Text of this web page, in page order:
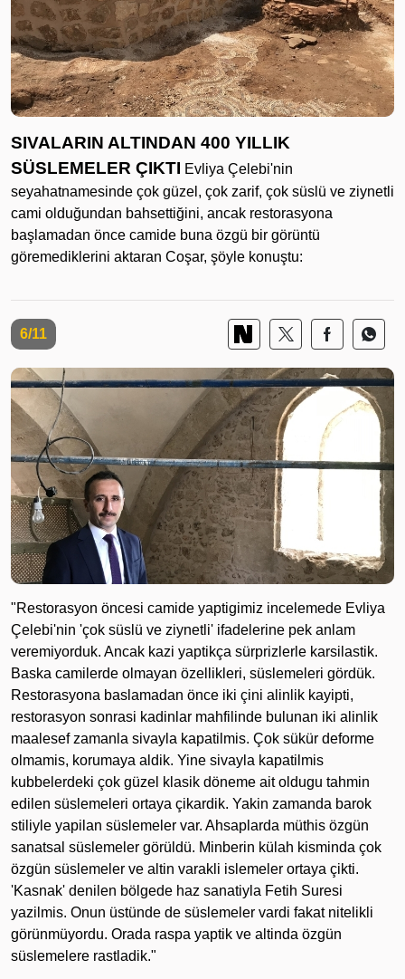
SIVALARIN ALTINDAN 400 YILLIK
SÜSLEMELER ÇIKTI Evliya Çelebi'nin
seyahatnamesinde çok güzel, çok zarif, çok süslü ve ziynetli
cami olduğundan bahsettiğini, ancak restorasyona
başlamadan önce camide buna özgü bir görüntü
göremediklerini aktaran Coşar, şöyle konuştu:
6/11
"Restorasyon öncesi camide yaptigimiz incelemede Evliya
Çelebi'nin 'çok süslü ve ziynetli' ifadelerine pek anlam
veremiyorduk. Ancak kazi yaptikça sürprizlerle karsilastik.
Baska camilerde olmayan özellikleri, süslemeleri gördük.
Restorasyona baslamadan önce iki çini alinlik kayipti,
restorasyon sonrasi kadinlar mahfilinde bulunan iki alinlik
maalesef zamanla sivayla kapatilmis. Çok sükür deforme
olmamis, korumaya aldik. Yine sivayla kapatilmis
kubbelerdeki çok güzel klasik döneme ait oldugu tahmin
edilen süslemeleri ortaya çikardik. Yakin zamanda barok
stiliyle yapilan süslemeler var. Ahsaplarda müthis özgün
sanatsal süslemeler görüldü. Minberin külah kisminda çok
özgün süslemeler ve altin varakli islemeler ortaya çikti.
'Kasnak' denilen bölgede haz sanatiyla Fetih Suresi
yazilmis. Onun üstünde de süslemeler vardi fakat nitelikli
görünmüyordu. Orada raspa yaptik ve altinda özgün
süslemelere rastladik."